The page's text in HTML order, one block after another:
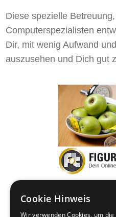
Diese spezielle
Computerspezialisten
Dir, mit wenig Aufwand
auszusehen und Dich gut
Jetzt
Cookie Hinweis
Wir verwenden Cookies, um die